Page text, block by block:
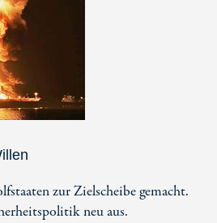
zur Zielscheibe gemacht.
neu aus.